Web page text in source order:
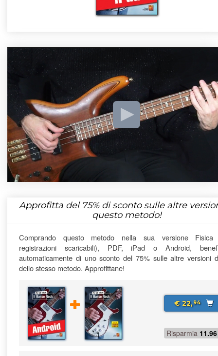
Approfitta del 75%di sconto sulle altre
questo metodo!
Comprando questo metodo nella sua versione Fisica
registrazioni scaricabili), PDF, iPad o Android,
automaticamente di uno sconto del 75% sulle altre versioni
dello stesso metodo. Approfittane!
€ 22,94
Risparmia 11.96